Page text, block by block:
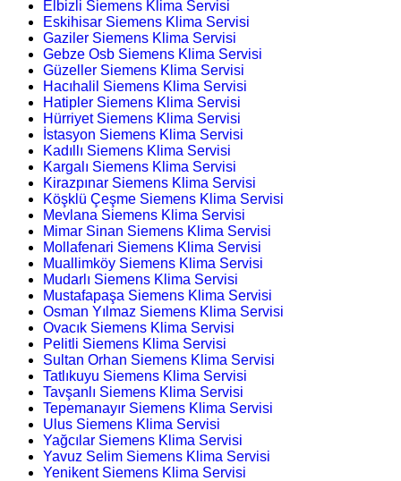
Elbizli Siemens Klima Servisi
Eskihisar Siemens Klima Servisi
Gaziler Siemens Klima Servisi
Gebze Osb Siemens Klima Servisi
Güzeller Siemens Klima Servisi
Hacıhalil Siemens Klima Servisi
Hatipler Siemens Klima Servisi
Hürriyet Siemens Klima Servisi
İstasyon Siemens Klima Servisi
Kadıllı Siemens Klima Servisi
Kargalı Siemens Klima Servisi
Kirazpınar Siemens Klima Servisi
Köşklü Çeşme Siemens Klima Servisi
Mevlana Siemens Klima Servisi
Mimar Sinan Siemens Klima Servisi
Mollafenari Siemens Klima Servisi
Muallimköy Siemens Klima Servisi
Mudarlı Siemens Klima Servisi
Mustafapaşa Siemens Klima Servisi
Osman Yılmaz Siemens Klima Servisi
Ovacık Siemens Klima Servisi
Pelitli Siemens Klima Servisi
Sultan Orhan Siemens Klima Servisi
Tatlıkuyu Siemens Klima Servisi
Tavşanlı Siemens Klima Servisi
Tepemanayır Siemens Klima Servisi
Ulus Siemens Klima Servisi
Yağcılar Siemens Klima Servisi
Yavuz Selim Siemens Klima Servisi
Yenikent Siemens Klima Servisi